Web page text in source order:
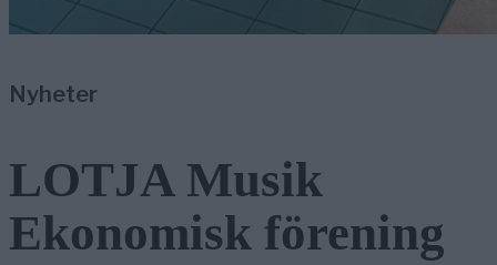
Nyheter
LOTJA Musik
Ekonomisk förening